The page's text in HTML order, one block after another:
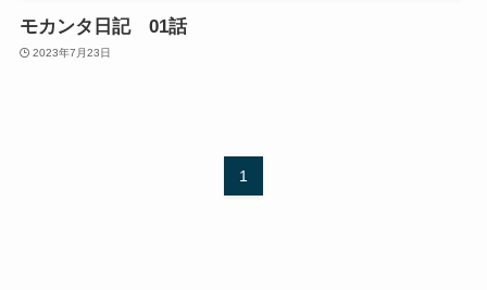
モカンタ日記 01話
2023年7月23日
1